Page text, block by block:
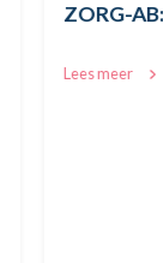
ZORG-AB:
Lees meer